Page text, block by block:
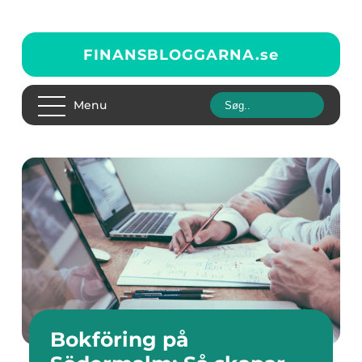
FINANSBLOGGARNA.se
Menu
Bokföring på